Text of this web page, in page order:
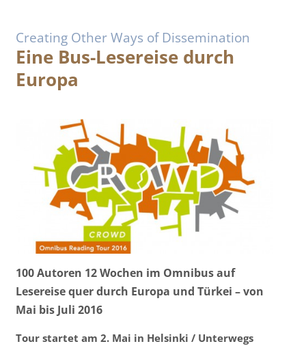
Creating Other Ways of Dissemination
Eine Bus-Lesereise durch
Europa
100 Autoren 12 Wochen im Omnibus auf
Lesereise quer durch Europa und Türkei – von
Mai bis Juli 2016
Tour startet am 2. Mai in Helsinki / Unterwegs